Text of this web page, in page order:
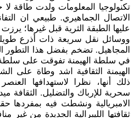
تكنولوجيا المعلومات ولدت طاقة
الاتصال الجماهيري. طبيعي ان
عليها الطبقة الثرية قبل غيرها؛
ووسائل نقل سريعة ذات أذرع
المجاهيل. تضخم بفضل هذا التطور
في سلطة الهيمنة تفوقت على سلطة
الهيمنة الثقافية اشد وطاة على
ذلك أنها، نظرا لاستهدافها
سحرية للإرباك والتضليل. الثقافة
الامبريالية ونشطت فيه بمفردها
ثقافتها الليبرالية الجديدة من غير